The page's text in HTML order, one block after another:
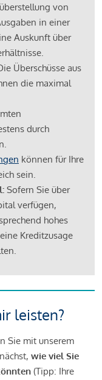
von
in einer
Auskunft über
Überschüsse aus
die maximal
durch
können für Ihre
sein.
Sofern Sie über
verfügen,
hohes
Kreditzusage
leisten?
Sie mit unserem
wie viel Sie
(Tipp: Ihre